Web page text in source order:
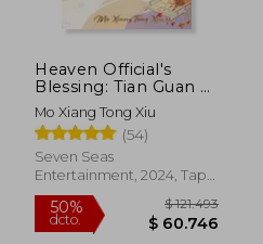
Heaven Official's
Blessing: Tian Guan ci
fu (Deluxe Hardcover
Novel) Vol. 1 de
Zeldacw mo Xiang
Tong xiu (Author)
(Seven Seas
(en Inglés)
Mo Xiang Tong Xiu
(54)
Seven Seas
Entertainment, 2024, Tapa
Dura, Nuevo